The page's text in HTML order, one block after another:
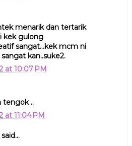
menarik dan tertarik
kek gulong
sangat...kek mcm ni
kan..suke2.
at 10:07 PM
tengok ..
at 11:04 PM